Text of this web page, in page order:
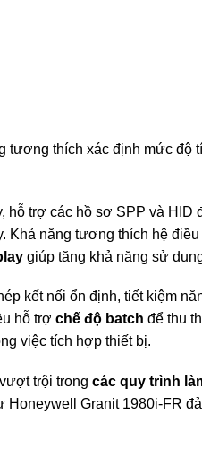
tương thích xác định mức độ
hỗ trợ các hồ sơ SPP và HID
Khả năng tương thích hệ
giúp tăng khả năng sử
kết nối ổn định, tiết kiệm
hỗ trợchế độ batch để thu
việc tích hợp thiết bị.
trội trongcác quy trình
Honeywell Granit 1980i-FR